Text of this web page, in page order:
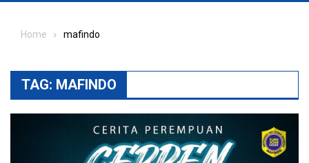
Home mafindo
TAG: MAFINDO